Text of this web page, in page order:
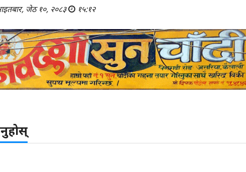
जेठ १०, २०८३ १५:१२